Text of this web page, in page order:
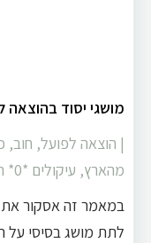
מושגי יסוד בהוצאה
| הוצאה לפועל, חוב,
מהארץ, עיקולים ‏*0* תגובות
במאמר זה אסקור את
לתת מושג בסיסי על